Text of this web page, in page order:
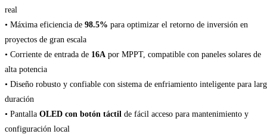
real
• Máxima eficiencia de 98.5% para optimizar el retorno de inversión en
proyectos de gran escala
• Corriente de entrada de 16A por MPPT, compatible con paneles solares de
alta potencia
• Diseño robusto y confiable con sistema de enfriamiento inteligente para
duración
• Pantalla OLED con botón táctil de fácil acceso para mantenimiento y
configuración local